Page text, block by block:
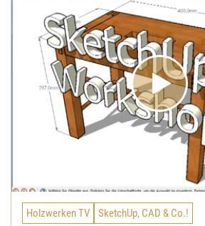
Holzwerken TV SketchUp, CAD & Co.!